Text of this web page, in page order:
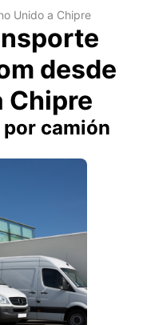
Unido a Chipre
desde
Chipre
camión